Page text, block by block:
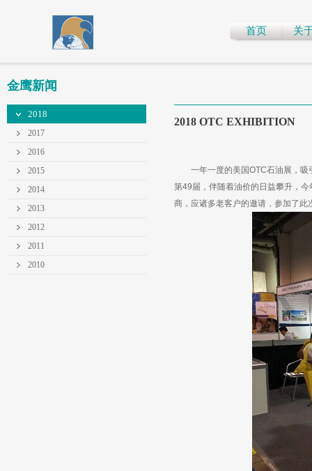
首页 关
金鹰新闻
2018
2017
2016
2015
2014
2013
2012
2011
2010
2018 OTC EXHIBITION
一年一度的美国OTC石油展，吸
第49届，伴随着油价的日益攀升，
商，应诸多老客户的邀请，参加了此